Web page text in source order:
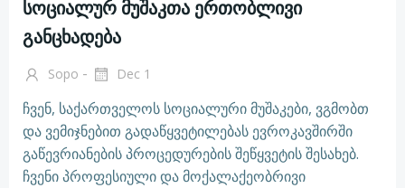
სოციალურ მუშაკთა ერთობლივი
განცხადება
Sopo - Dec 1
ჩვენ, საქართველოს სოციალური მუშაკები, ვგმობთ
და ვემიჯნებით გადაწყვეტილებას ევროკავშირში
გაწევრიანების პროცედურების შეწყვეტის შესახებ.
ჩვენი პროფესიული და მოქალაქეობრივი